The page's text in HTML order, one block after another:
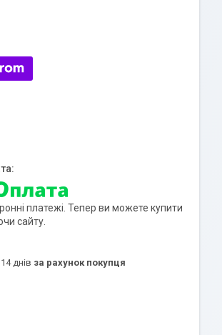
платежі. Тепер ви можете купити
сайту.
днів за рахунок покупця